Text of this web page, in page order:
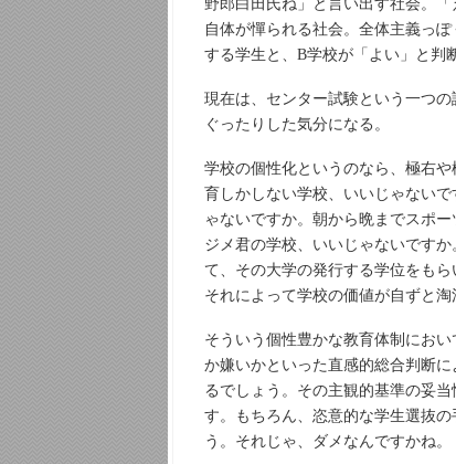
野郎白田氏ね」と言い出す社会。
自体が憚られる社会。全体主義っ
する学生と、B学校が「よい」と判
現在は、センター試験という一つ
ぐったりした気分になる。
学校の個性化というのなら、極右
育しかしない学校、いいじゃない
ゃないですか。朝から晩までスポ
ジメ君の学校、いいじゃないです
て、その大学の発行する学位をも
それによって学校の価値が自ずと
そういう個性豊かな教育体制にお
か嫌いかといった直感的総合判断
るでしょう。その主観的基準の妥
す。もちろん、恣意的な学生選抜
う。それじゃ、ダメなんですかね。